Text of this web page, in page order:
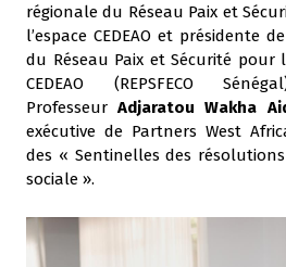
régionale du Réseau Paix et
l’espace CEDEAO et présidente
du Réseau Paix et Sécurité pour
CEDEAO (REPSFECO
ProfesseurAdjaratou Wakha
exécutive de Partners West
des « Sentinelles des
sociale ».